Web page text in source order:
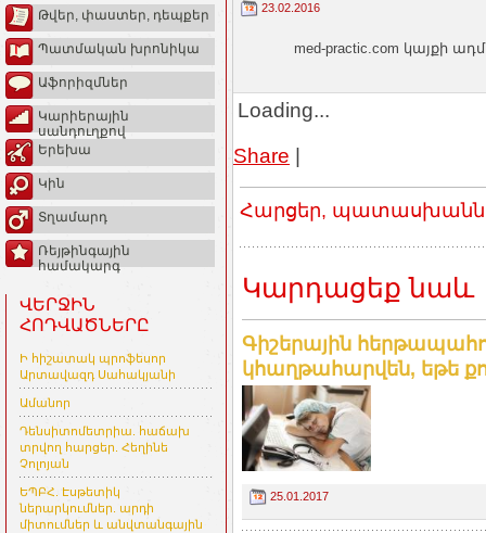
Թվեր, փաստեր, դեպքեր
Պատմական խրոնիկա
Աֆորիզմներ
Կարիերային
սանդուղքով
Երեխա
Կին
Տղամարդ
Ռեյթինգային
համակարգ
ՎԵՐՋԻՆ
ՀՈԴՎԱԾՆԵՐԸ
Ի հիշատակ պրոֆեսոր
Արտավազդ Սահակյանի
Ամանոր
Դենսիտոմետրիա. հաճախ
տրվող հարցեր. Հեղինե
Չոլոյան
ԵՊԲՀ. Էսթետիկ
ներարկումներ. արդի
միտումներ և անվտանգային
23.02.2016
med-practic.com կայքի
Loading...
Share |
Հարցեր,
Կարդացեք նաև
Գիշերային
կհաղթահարվեն, եթե
25.01.2017